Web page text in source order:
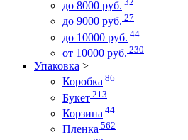
до 8000 руб.
до 9000 руб. 27
до 10000 руб. 44
от 10000 руб. 230
Упаковка >
Коробка 86
Букет 213
Корзина 44
Пленка 562